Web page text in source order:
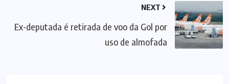
NEXT
Ex-deputada é retirada de voo da Gol por
uso de almofada